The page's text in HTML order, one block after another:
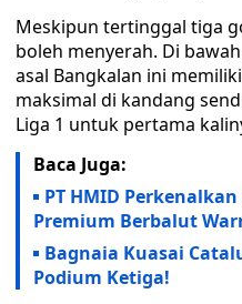
Meskipun tertinggal tiga
boleh menyerah. Di
asal Bangkalan ini
maksimal di kandang
Liga 1 untuk pertama
Baca Juga:
PT HMID
Premium Berbalut
Bagnaia Kuasai
Podium Ketiga!